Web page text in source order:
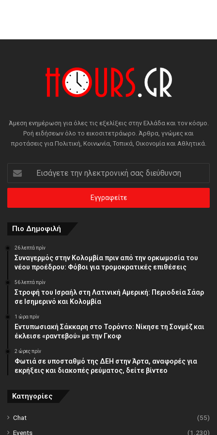
Άμεση ενημέρωση για όλες τις εξελίξεις στην Ελλάδα και τον κόσμο.
Ροή ειδήσεων όλο το εικοσιτετράωρο. Άρθρα, γνώμες και
προτάσεις για Πολιτική, Κοινωνία, Τοπικά, Οικονομία και Αθλητικά.
Εισάγετε
την
ηλεκτρονική
διεύθυνση
Πιο Δημοφιλή
26 λεπτά πρίν
Συναγερμός στην Κολομβία πριν από την ορκωμοσία του
νέου προέδρου: Φόβοι για τρομοκρατικές επιθέσεις
56 λεπτά πρίν
Στροφή του Ισραήλ στη Λατινική Αμερική: Περιοδεία Σάαρ
σε Ισημερινό και Κολομβία
1 ώρα πρίν
Εντυπωσιακή Σάκκαρη στο Τορόντο: Νίκησε τη Σονμέζ και
έκλεισε «ραντεβού» με την Γκοφ
2 ώρες πρίν
Φωτιά σε υποσταθμό της ΔΕΗ στην Άρτα, αναφορές για
εκρήξεις και διακοπές ρεύματος, δείτε βίντεο
Κατηγορίες
Chat
(55)
Events
(1.230)